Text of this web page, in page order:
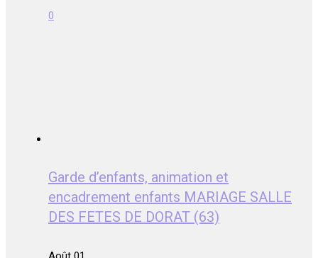
0
Garde d’enfants, animation et
encadrement enfants MARIAGE SALLE
DES FETES DE DORAT (63)